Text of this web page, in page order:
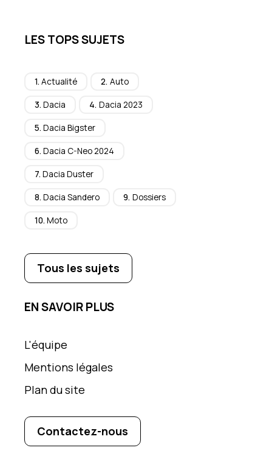
LES TOPS SUJETS
Actualité Auto
Dacia Dacia 2023
Dacia Bigster
Dacia C-Neo 2024
Dacia Duster
Dacia Sandero Dossiers
Moto
Tous les sujets
EN SAVOIR PLUS
L'équipe
Mentions légales
Plan du site
Contactez-nous